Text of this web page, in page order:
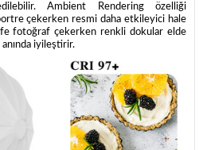
Ambient Rendering özelliği
çekerken resmi daha etkileyici hale
fotoğraf çekerken renkli dokular elde
iyileştirir.